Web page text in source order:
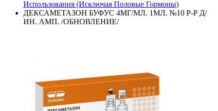
Использования (Исключая Половые Гормоны)
ДЕКСАМЕТАЗОН БУФУС 4МГ/МЛ. 1МЛ. №10 Р-Р Д/
ИН. АМП. /ОБНОВЛЕНИЕ/